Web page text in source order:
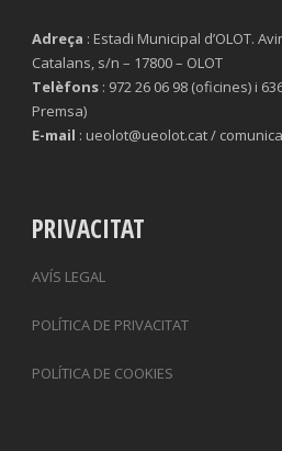
Adreça : Estadi Municipal d’OLOT.
Catalans, s/n – 17800 – OLOT
Telèfons : 972 26 06 98 (oficines) i
Premsa)
E-mail : ueolot@ueolot.cat /
PRIVACITAT
AVÍS LEGAL
POLÍTICA DE PRIVACITAT
POLÍTICA DE COOKIES